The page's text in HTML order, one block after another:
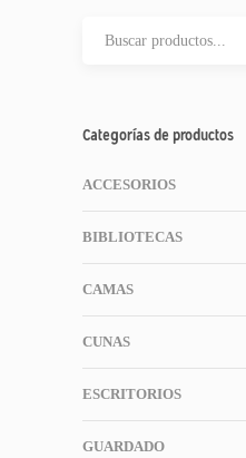
Categorías de productos
ACCESORIOS
BIBLIOTECAS
CAMAS
CUNAS
ESCRITORIOS
GUARDADO